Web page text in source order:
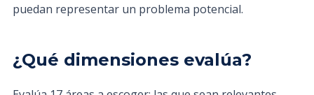
puedan representar un problema potencial.
¿Qué dimensiones evalúa?